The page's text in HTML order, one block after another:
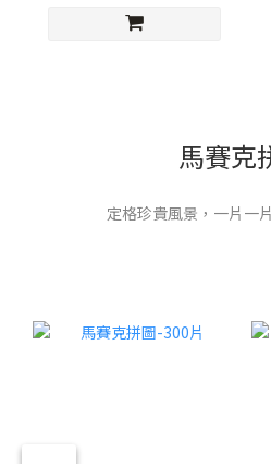
馬賽克
定格珍貴風景，一片一